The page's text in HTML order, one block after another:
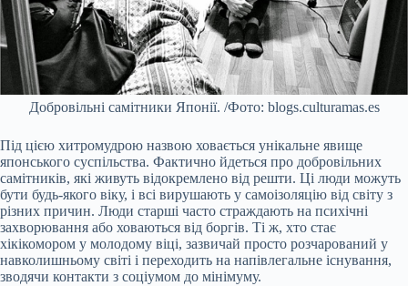
Добровільні самітники Японії. /Фото: blogs.culturamas.es
Під цією хитромудрою назвою ховається унікальне явище
японського суспільства. Фактично йдеться про добровільних
самітників, які живуть відокремлено від решти. Ці люди можуть
бути будь-якого віку, і всі вирушають у самоізоляцію від світу з
різних причин. Люди старші часто страждають на психічні
захворювання або ховаються від боргів. Ті ж, хто стає
хікікомором у молодому віці, зазвичай просто розчарований у
навколишньому світі і переходить на напівлегальне існування,
зводячи контакти з соціумом до мінімуму.